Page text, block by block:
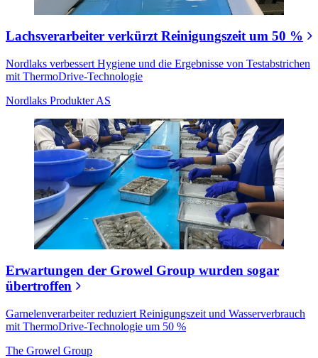
Lachsverarbeiter verkürzt Reinigungszeit um 50 %
Nordlaks verbessert Hygiene und die Ergebnisse von Testabstrichen
mit ThermoDrive-Technologie
Nordlaks Produkter AS
Erwartungen der Growel Group wurden sogar
übertroffen
Garnelenverarbeiter reduziert Reinigungszeit und Wasserverbrauch
mit ThermoDrive-Technologie um 50 %
The Growel Group